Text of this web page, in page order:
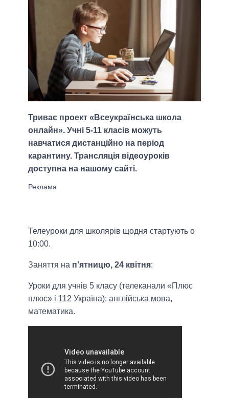
Триває проект «Всеукраїнська школа
онлайн». Учні 5-11 класів можуть
навчатися дистанційно на період
карантину. Трансляція відеоуроків
доступна на нашому сайті.
Телеуроки для школярів щодня стартують о
10:00.
Заняття на п'ятницю, 24 квітня:
Уроки для учнів 5 класу (телеканали «Плюс
плюс» і 112 Україна): англійська мова,
математика.